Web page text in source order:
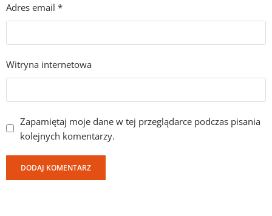
Adres email *
Witryna internetowa
Zapamiętaj moje dane w tej przeglądarce podczas pisania
kolejnych komentarzy.